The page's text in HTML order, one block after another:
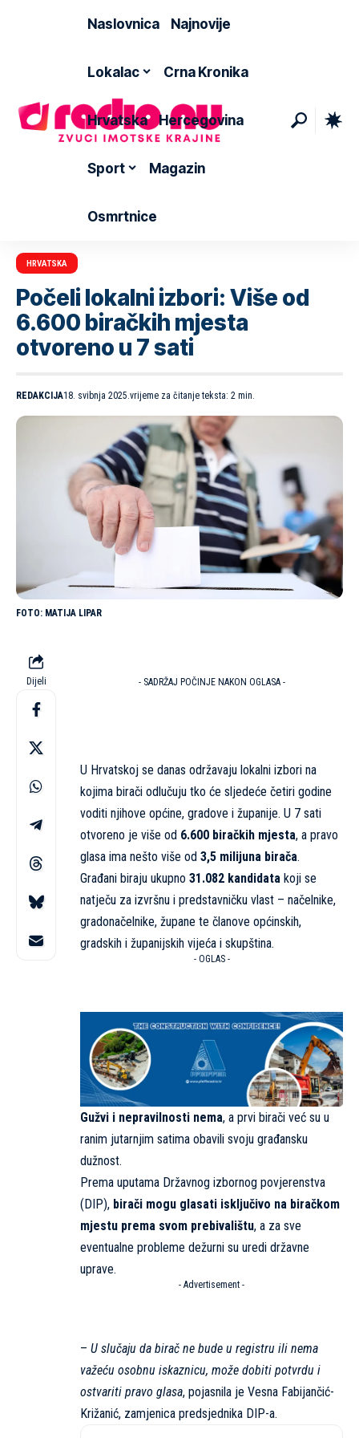
Naslovnica Najnovije
Lokalac Crna Kronika
Hrvatska Hercegovina
Sport Magazin
Osmrtnice
HRVATSKA
Počeli lokalni izbori: Više od
6.600 biračkih mjesta
otvoreno u 7 sati
REDAKCIJA18. svibnja 2025.vrijeme za čitanje teksta: 2 min.
MATIJA LIPAR
Dijeli - SADRŽAJ POČINJE NAKON OGLASA -
U Hrvatskoj se danas održavaju lokalni izbori na
kojima birači odlučuju tko će sljedeće četiri godine
voditi njihove općine, gradove i županije. U 7 sati
otvoreno je više od 6.600 biračkih mjesta, a pravo
glasa ima nešto više od 3,5 milijuna birača.
Građani biraju ukupno 31.082 kandidata koji se
natječu za izvršnu i predstavničku vlast – načelnike,
gradonačelnike, župane te članove općinskih,
gradskih i županijskih vijeća i skupština.
- OGLAS -
Gužvi i nepravilnosti nema, a prvi birači već su u
ranim jutarnjim satima obavili svoju građansku
dužnost.
Prema uputama Državnog izbornog povjerenstva
(DIP), birači mogu glasati isključivo na biračkom
mjestu prema svom prebivalištu, a za sve
eventualne probleme dežurni su uredi državne
uprave.
- Advertisement -
– U slučaju da birač ne bude u registru ili nema
važeću osobnu iskaznicu, može dobiti potvrdu i
ostvariti pravo glasa, pojasnila je Vesna Fabijančić-
Križanić, zamjenica predsjednika DIP-a.